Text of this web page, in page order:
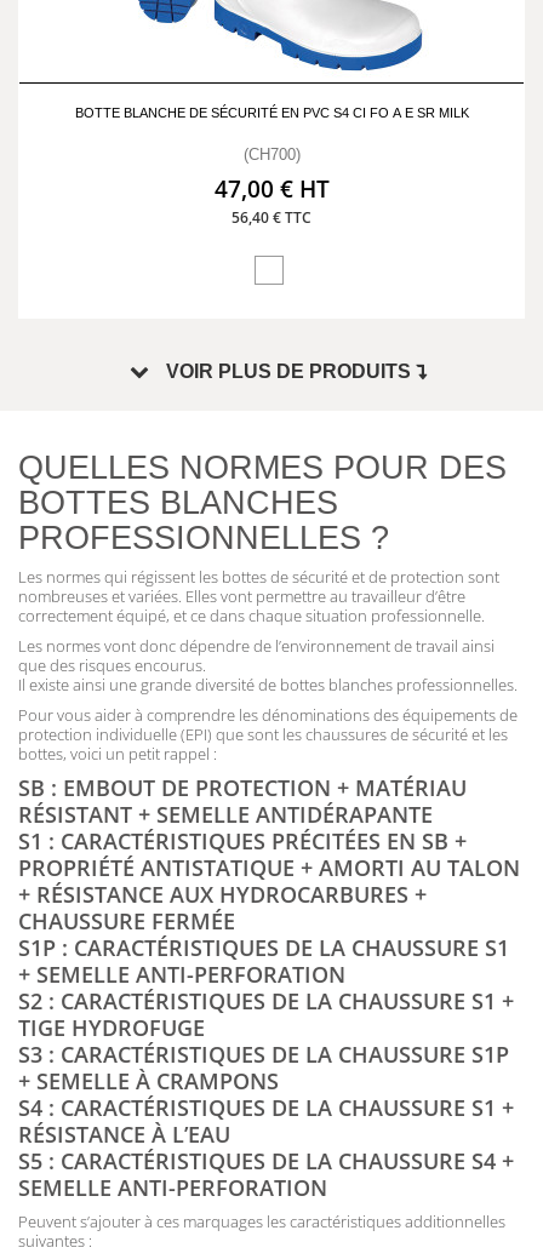
BOTTE BLANCHE DE SÉCURITÉ EN PVC S4 CI FO A E SR MILK
(CH700)
47,00 € HT
56,40 € TTC
VOIR PLUS DE PRODUITS
QUELLES NORMES POUR DES
BOTTES BLANCHES
PROFESSIONNELLES ?
Les normes qui régissent les bottes de sécurité et de protection sont
nombreuses et variées. Elles vont permettre au travailleur d’être
correctement équipé, et ce dans chaque situation professionnelle.
Les normes vont donc dépendre de l’environnement de travail ainsi
que des risques encourus.
Il existe ainsi une grande diversité de bottes blanches professionnelles.
Pour vous aider à comprendre les dénominations des équipements de
protection individuelle (EPI) que sont les chaussures de sécurité et les
bottes, voici un petit rappel :
SB : EMBOUT DE PROTECTION + MATÉRIAU
RÉSISTANT + SEMELLE ANTIDÉRAPANTE
S1 : CARACTÉRISTIQUES PRÉCITÉES EN SB +
PROPRIÉTÉ ANTISTATIQUE + AMORTI AU TALON
+ RÉSISTANCE AUX HYDROCARBURES +
CHAUSSURE FERMÉE
S1P : CARACTÉRISTIQUES DE LA CHAUSSURE S1
+ SEMELLE ANTI-PERFORATION
S2 : CARACTÉRISTIQUES DE LA CHAUSSURE S1 +
TIGE HYDROFUGE
S3 : CARACTÉRISTIQUES DE LA CHAUSSURE S1P
+ SEMELLE À CRAMPONS
S4 : CARACTÉRISTIQUES DE LA CHAUSSURE S1 +
RÉSISTANCE À L’EAU
S5 : CARACTÉRISTIQUES DE LA CHAUSSURE S4 +
SEMELLE ANTI-PERFORATION
Peuvent s’ajouter à ces marquages les caractéristiques additionnelles
suivantes :